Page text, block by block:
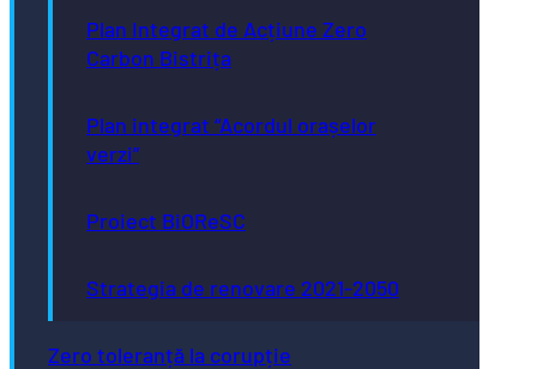
Plan Integrat de Acțiune Zero
Carbon Bistrița
Plan integrat “Acordul orașelor
verzi”
Proiect BiOReSC
Strategia de renovare 2021-2050
Zero toleranță la corupție